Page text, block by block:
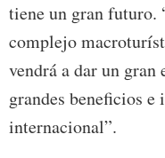
tiene un gran futuro.
complejo
vendrá a dar un
grandes beneficios
internacional”.